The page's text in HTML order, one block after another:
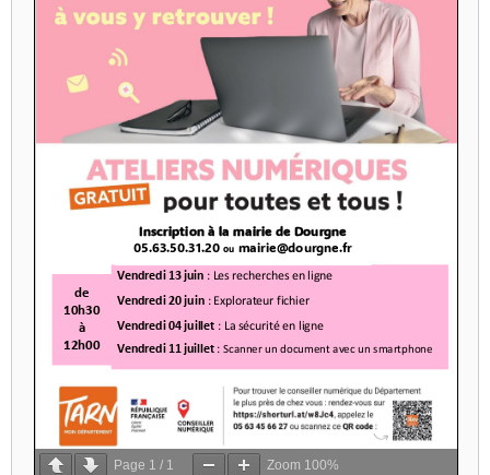
Page 1 / 1 Zoom 100%